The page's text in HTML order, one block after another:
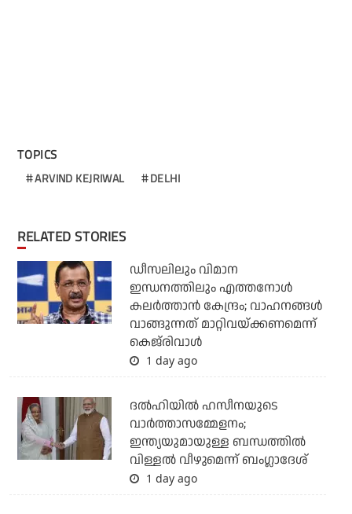
TOPICS
ARVIND KEJRIWAL DELHI
RELATED STORIES
ഡീസലിലും വിമാന
ഇന്ധനത്തിലും എത്തനോള്‍
കലര്‍ത്താന്‍ കേന്ദ്രം; വാഹനങ്ങള്‍
വാങ്ങുന്നത് മാറ്റിവയ്ക്കണമെന്ന്
കെജ്‌രിവാള്‍
1 day ago
ദല്‍ഹിയില്‍ ഹസീനയുടെ
വാര്‍ത്താസമ്മേളനം;
ഇന്ത്യയുമായുള്ള ബന്ധത്തില്‍
വിള്ളല്‍ വീഴുമെന്ന് ബംഗ്ലാദേശ്
1 day ago